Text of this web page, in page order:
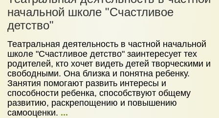
начальной школе "Счастливое
детство"
Театральная деятельность в частной начальной
школе "Счастливое детство" заинтересует тех
родителей, кто хочет видеть детей творческими и
свободными. Она близка и понятна ребенку.
Занятия помогают развить интересы и
способности ребенка, способствуют общему
развитию, раскрепощению и повышению
самооценки. ...